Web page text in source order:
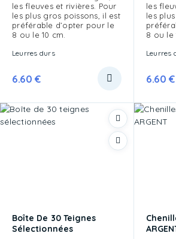
les fleuves et rivières. Pour
les plus gros poissons, il est
préférable d’opter pour le
8 ou le 10 cm.
Leurres durs
6.60€
les
les
8 ou le
Leurres
6.60€
Boîte De 30 Teignes
Sélectionnées